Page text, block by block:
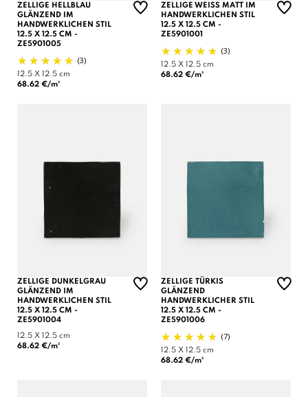
ZELLIGE HELLBLAU
GLÄNZEND IM
HANDWERKLICHEN STIL
12.5 X 12.5 CM -
ZE5901005
(3)
12.5 X 12.5 cm
68.62 €/m²
ZELLIGE WEISS MATT IM H
ANDWERKLICHEN STIL 1
2.5 X 12.5 CM - Z
E5901001
(3)
12.5 X 12.5 cm
68.62 €/m²
ZELLIGE DUNKELGRAU
GLÄNZEND IM
HANDWERKLICHEN STIL
12.5 X 12.5 CM -
ZE5901004
12.5 X 12.5 cm
68.62 €/m²
ZELLIGE TÜRKIS
GLÄNZEND
HANDWERKLICHER STIL
12.5 X 12.5 CM -
ZE5901006
(7)
12.5 X 12.5 cm
68.62 €/m²